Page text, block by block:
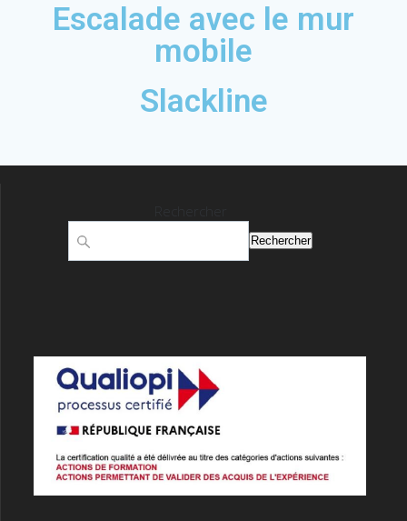
Escalade avec le mur
mobile
Slackline
Rechercher